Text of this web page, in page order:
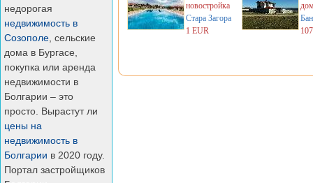
недорогая
недвижимость в
Созополе , сельские
дома в Бургасе,
покупка или аренда
недвижимости в
Болгарии – это
просто. Вырастут ли
цены на
недвижимость в
Болгарии в 2020 году.
Портал застройщиков
новостройка
Стара Загора
1 EUR